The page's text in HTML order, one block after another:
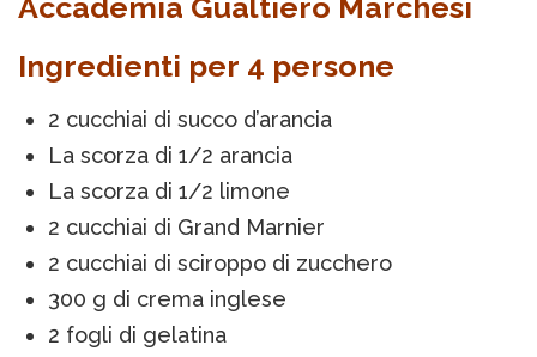
Accademia Gualtiero Marchesi
Ingredienti per 4 persone
2 cucchiai di succo d’arancia
La scorza di 1/2 arancia
La scorza di 1/2 limone
2 cucchiai di Grand Marnier
2 cucchiai di sciroppo di zucchero
300 g di crema inglese
2 fogli di gelatina